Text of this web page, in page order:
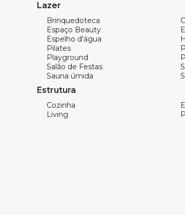
Churrasqueira
Piso Porcelanato
Acabamento em Gesso
Área de Serviço
Sacada com Churrasqueira
Lazer
Brinquedoteca
Espaço Beauty
Espelho d'água
Pilates
Playground
Salão de Festas
Sauna úmida
Estrutura
Cozinha
Living